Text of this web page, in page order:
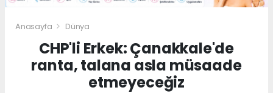
Anasayfa Dünya
CHP'li Erkek: Çanakkale'de
ranta, talana asla müsaade
etmeyeceğiz